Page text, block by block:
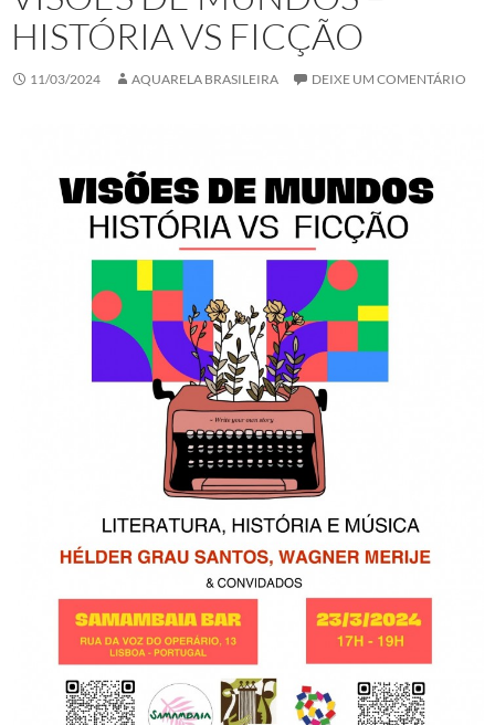
HISTÓRIA VS FICÇÃO
11/03/2024 AQUARELA BRASILEIRA DEIXE UM COMENTÁRIO